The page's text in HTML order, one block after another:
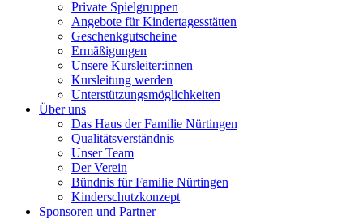
Private Spielgruppen
Angebote für Kindertagesstätten
Geschenkgutscheine
Ermäßigungen
Unsere Kursleiter:innen
Kursleitung werden
Unterstützungsmöglichkeiten
Über uns
Das Haus der Familie Nürtingen
Qualitätsverständnis
Unser Team
Der Verein
Bündnis für Familie Nürtingen
Kinderschutzkonzept
Sponsoren und Partner